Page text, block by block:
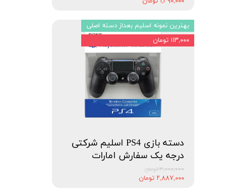
دسته بازی PS4 اسلیم شرکتی
درجه یک سفارش امارات
۳,۰۰۰,۰۰۰ تومان
۲,۸۸۷,۰۰۰ تومان
بهترین نمونه اسلیم بعداز دسته اصلی
۱۱۳,۰۰۰ تومان